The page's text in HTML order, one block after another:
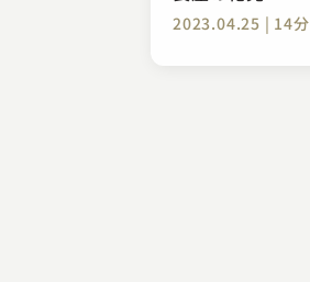
2023.04.25 | 14分